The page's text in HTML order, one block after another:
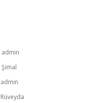
admin
Şimal
admin
Rüveyda